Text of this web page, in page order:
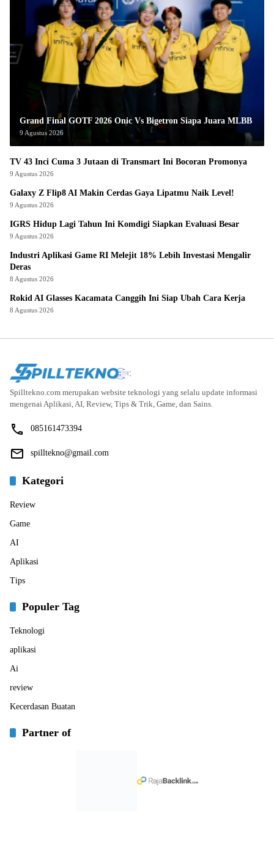
Grand Final GOTF 2026 Onic Vs Bigetron Siapa Juara MLBB
9 Agustus 2026
TV 43 Inci Cuma 3 Jutaan di Transmart Ini Bocoran Promonya
9 Agustus 2026
Galaxy Z Flip8 AI Makin Cerdas Gaya Lipatmu Naik Level!
9 Agustus 2026
IGRS Hidup Lagi Tahun Ini Komdigi Siapkan Evaluasi Besar
9 Agustus 2026
Industri Aplikasi Game RI Melejit 18% Lebih Investasi Mengalir
Deras
8 Agustus 2026
Rokid AI Glasses Kacamata Canggih Ini Siap Ubah Cara Kerja
8 Agustus 2026
Spilltekno.com merupakan website teknologi yang selalu update informasi
mengenai Aplikasi, AI, Review, Tips & Trik, Game, dan Sains.
085161473394
spilltekno@gmail.com
Kategori
Review
Game
AI
Aplikasi
Tips
Populer Tag
Teknologi
aplikasi
Ai
review
Kecerdasan Buatan
Partner of